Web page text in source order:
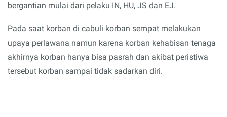
bergantian mulai dari pelaku IN, HU, JS dan EJ.
Pada saat korban di cabuli korban sempat melakukan
upaya perlawana namun karena korban kehabisan tenaga
akhirnya korban hanya bisa pasrah dan akibat peristiwa
tersebut korban sampai tidak sadarkan diri.